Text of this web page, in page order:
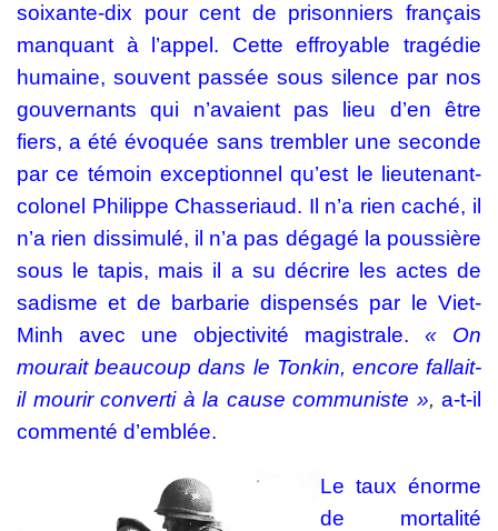
soixante-dix pour cent de prisonniers français
manquant à l’appel. Cette effroyable tragédie
humaine, souvent passée sous silence par nos
gouvernants qui n’avaient pas lieu d’en être
fiers, a été évoquée sans trembler une seconde
par ce témoin exceptionnel qu’est le lieutenant-
colonel Philippe Chasseriaud. Il n’a rien caché, il
n’a rien dissimulé, il n’a pas dégagé la poussière
sous le tapis, mais il a su décrire les actes de
sadisme et de barbarie dispensés par le Viet-
Minh avec une objectivité magistrale. « On
mourait beaucoup dans le Tonkin, encore fallait-
il mourir converti à la cause communiste », a-t-il
commenté d’emblée.
Le taux énorme
de mortalité